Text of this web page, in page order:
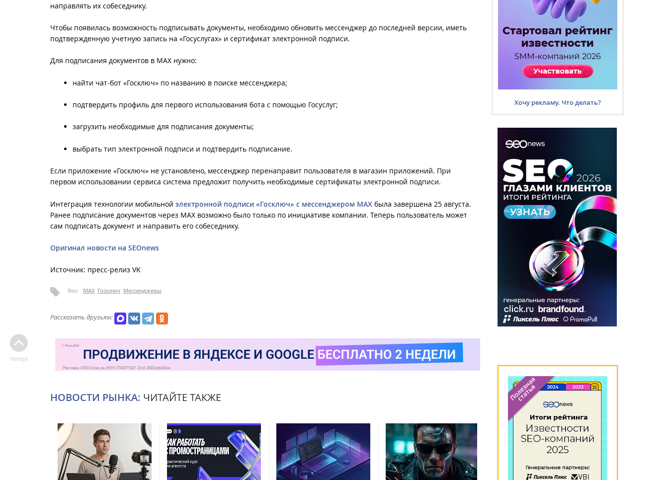
направлять их собеседнику.
Чтобы появилась возможность подписывать документы, необходимо обновить мессенджер до последней версии, иметь
подтвержденную учетную запись на «Госуслугах» и сертификат электронной подписи.
Для подписания документов в МАХ нужно:
найти чат-бот «Госключ» по названию в поиске мессенджера;
подтвердить профиль для первого использования бота с помощью Госуслуг;
загрузить необходимые для подписания документы;
выбрать тип электронной подписи и подтвердить подписание.
Если приложение «Госключ» не установлено, мессенджер перенаправит пользователя в магазин приложений. При
первом использовании сервиса система предложит получить необходимые сертификаты электронной подписи.
Интеграция технологии мобильной электронной подписи «Госключ» с мессенджером МАХ была завершена 25 августа.
Ранее подписание документов через МАХ возможно было только по инициативе компании. Теперь пользователь может
сам подписать документ и направить его собеседнику.
Оригинал новости на SEOnews
Источник: пресс-релиз VK
Теги: MAX Госключ Мессенджеры
Рассказать друзьям:
НОВОСТИ РЫНКА: ЧИТАЙТЕ ТАКЖЕ
Наверх
Хочу рекламу. Что делать?